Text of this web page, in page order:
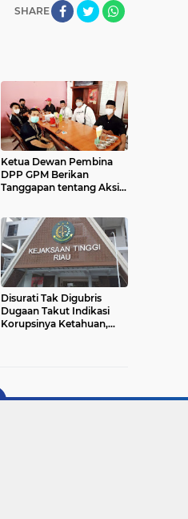
SHARE
Ketua Dewan Pembina
DPP GPM Berikan
Tanggapan tentang Aksi
Disurati Tak Digubris
Dugaan Takut Indikasi
Korupsinya Ketahuan,